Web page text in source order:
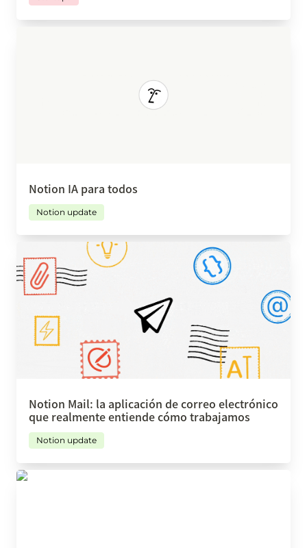
Notion IA para todos
Notion update
Notion Mail: la aplicación de correo electrónico
que realmente entiende cómo trabajamos
Notion Mail: la aplicación de correo electrónico
que realmente entiende cómo trabajamos
Notion update
Dejar de usar Google Form, ¡usa Tally.so!